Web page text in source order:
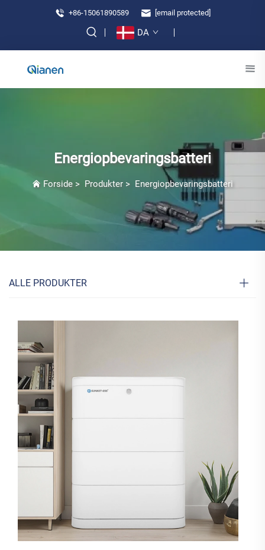
+86-15061890589 [email protected]
DA
Energiopbevaringsbatteri
Forside > Produkter > Energiopbevaringsbatteri
ALLE PRODUKTER